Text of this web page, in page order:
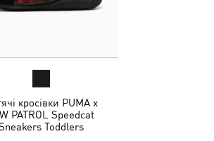
кросівки PUMA x
PATROL Speedcat
Toddlers